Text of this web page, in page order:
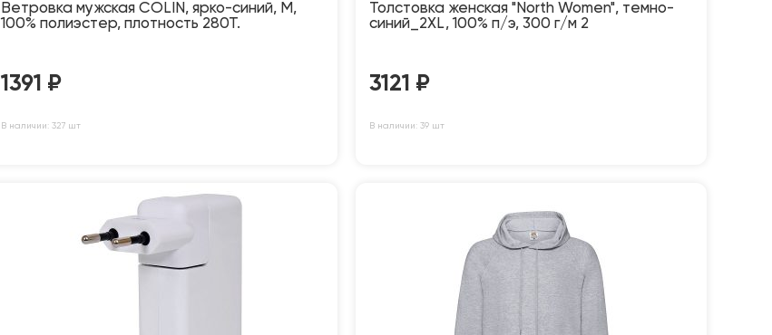
Ветровка мужская COLIN, ярко-синий, M,
100% полиэстер, плотность 280Т.
1391 ₽
В наличии: 327 шт
Толстовка женская "North Women", темно-
синий_2XL, 100% п/э, 300 г/м 2
3121 ₽
В наличии: 39 шт